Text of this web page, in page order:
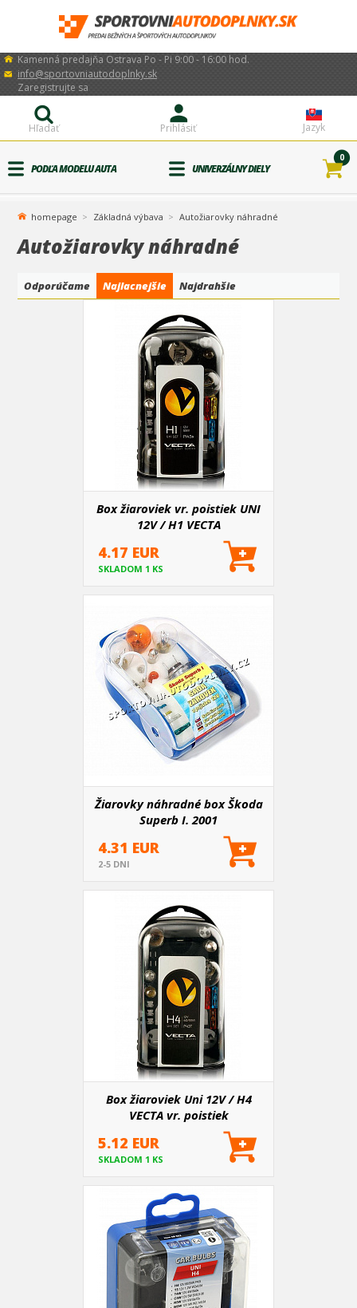
Kamenná predajňa Ostrava Po - Pi 9:00 - 16:00 hod.
info@sportovniautodoplnky.sk
Jazyk
Prihlásiť
Zaregistrujte sa
Hľadať
PODĽA MODELU AUTA UNIVERZÁLNY DIELY
0
homepage Základná výbava Autožiarovky náhradné
Autožiarovky náhradné
Odporúčame Najlacnejšie Najdrahšie
Box žiaroviek vr. poistiek UNI
12V / H1 VECTA
4.17 EUR
SKLADOM 1 KS
Žiarovky náhradné box Škoda
Superb I. 2001
4.31 EUR
2-5 DNI
Box žiaroviek Uni 12V / H4
VECTA vr. poistiek
5.12 EUR
SKLADOM 1 KS